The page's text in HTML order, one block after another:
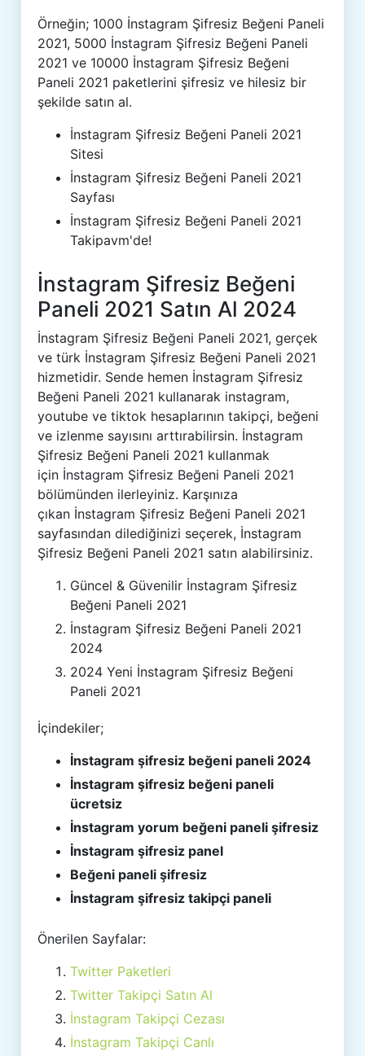
Örneğin; 1000 İnstagram Şifresiz Beğeni Paneli
2021, 5000 İnstagram Şifresiz Beğeni Paneli
2021 ve 10000 İnstagram Şifresiz Beğeni
Paneli 2021 paketlerini şifresiz ve hilesiz bir
şekilde satın al.
İnstagram Şifresiz Beğeni Paneli 2021
Sitesi
İnstagram Şifresiz Beğeni Paneli 2021
Sayfası
İnstagram Şifresiz Beğeni Paneli 2021
Takipavm'de!
İnstagram Şifresiz Beğeni
Paneli 2021 Satın Al 2024
İnstagram Şifresiz Beğeni Paneli 2021, gerçek
ve türk İnstagram Şifresiz Beğeni Paneli 2021
hizmetidir. Sende hemen İnstagram Şifresiz
Beğeni Paneli 2021 kullanarak instagram,
youtube ve tiktok hesaplarının takipçi, beğeni
ve izlenme sayısını arttırabilirsin. İnstagram
Şifresiz Beğeni Paneli 2021 kullanmak
için İnstagram Şifresiz Beğeni Paneli 2021
bölümünden ilerleyiniz. Karşınıza
çıkan İnstagram Şifresiz Beğeni Paneli 2021
sayfasından dilediğinizi seçerek, İnstagram
Şifresiz Beğeni Paneli 2021 satın alabilirsiniz.
Güncel & Güvenilir İnstagram Şifresiz
Beğeni Paneli 2021
İnstagram Şifresiz Beğeni Paneli 2021
2024
2024 Yeni İnstagram Şifresiz Beğeni
Paneli 2021
İçindekiler;
İnstagram şifresiz beğeni paneli 2024
İnstagram şifresiz beğeni paneli
ücretsiz
İnstagram yorum beğeni paneli şifresiz
İnstagram şifresiz panel
Beğeni paneli şifresiz
İnstagram şifresiz takipçi paneli
Önerilen Sayfalar:
Twitter Paketleri
Twitter Takipçi Satın Al
İnstagram Takipçi Cezası
İnstagram Takipçi Canlı